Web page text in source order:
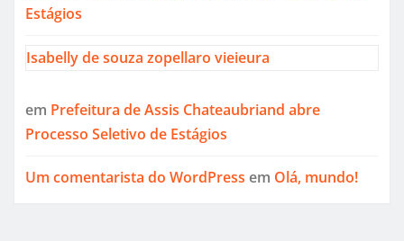
Estágios
Isabelly de souza zopellaro vieieura
em Prefeitura de Assis Chateaubriand abre
Processo Seletivo de Estágios
Um comentarista do WordPress em Olá, mundo!